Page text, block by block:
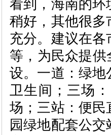
看到，海南的
稍好，其他很
充分。建议在
等，为民众提供
设。一道：绿
卫生间；三场
场；三站：便
园绿地配套公